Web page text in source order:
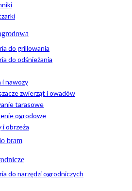
do grillowania
do odśnieżania
i nawozy
zwierząt i owadów
tarasowe
ogrodowe
i obrzeża
bram
do narzędzi ogrodniczych